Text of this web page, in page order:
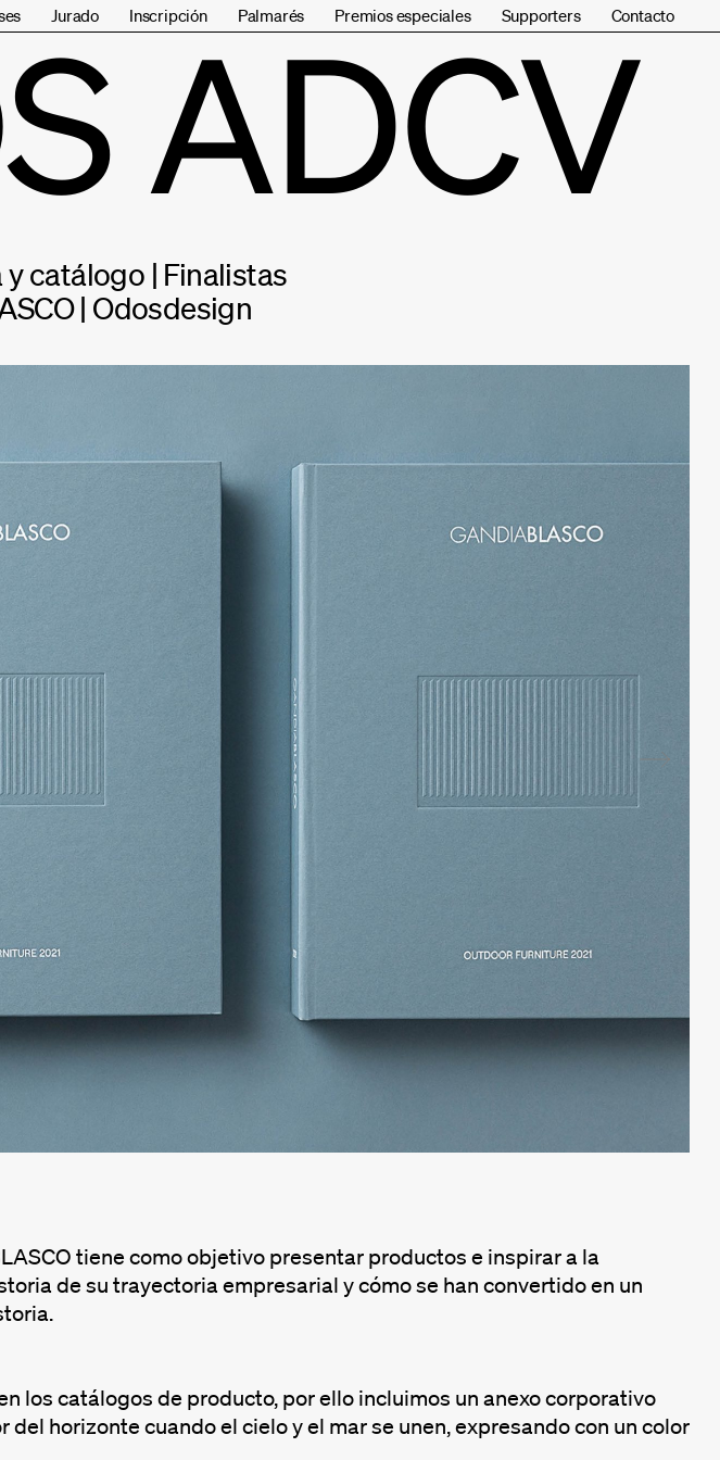
Jurado Inscripción Palmarés Premios especiales Supporters Contacto
ADCV
catálogo | Finalistas
| Odosdesign
tiene como objetivo presentar productos e inspirar a la
de su trayectoria empresarial y cómo se han convertido en un
los catálogos de producto, por ello incluimos un anexo corporativo
del horizonte cuando el cielo y el mar se unen, expresando con un color